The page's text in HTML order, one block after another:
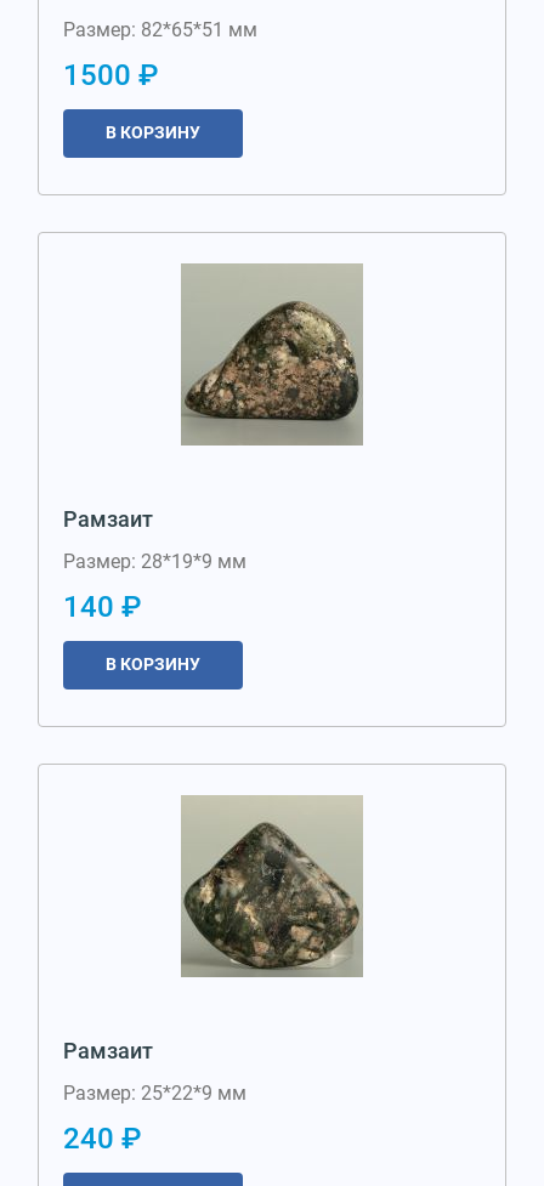
Размер: 82*65*51 мм
1500 ₽
В КОРЗИНУ
Рамзаит
Размер: 28*19*9 мм
140 ₽
В КОРЗИНУ
Рамзаит
Размер: 25*22*9 мм
240 ₽